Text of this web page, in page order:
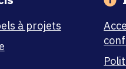
à projets